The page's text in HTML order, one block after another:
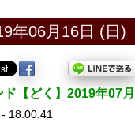
年06月16日 (日)
ド【どく】2019年07
18:00:41